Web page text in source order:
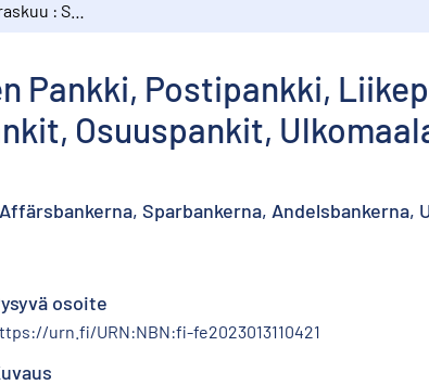
Pankki, Postipankki,
Osuuspankit,
Sparbankerna,
osoite
urn.fi/URN:NBN:fi-fe2023013110421